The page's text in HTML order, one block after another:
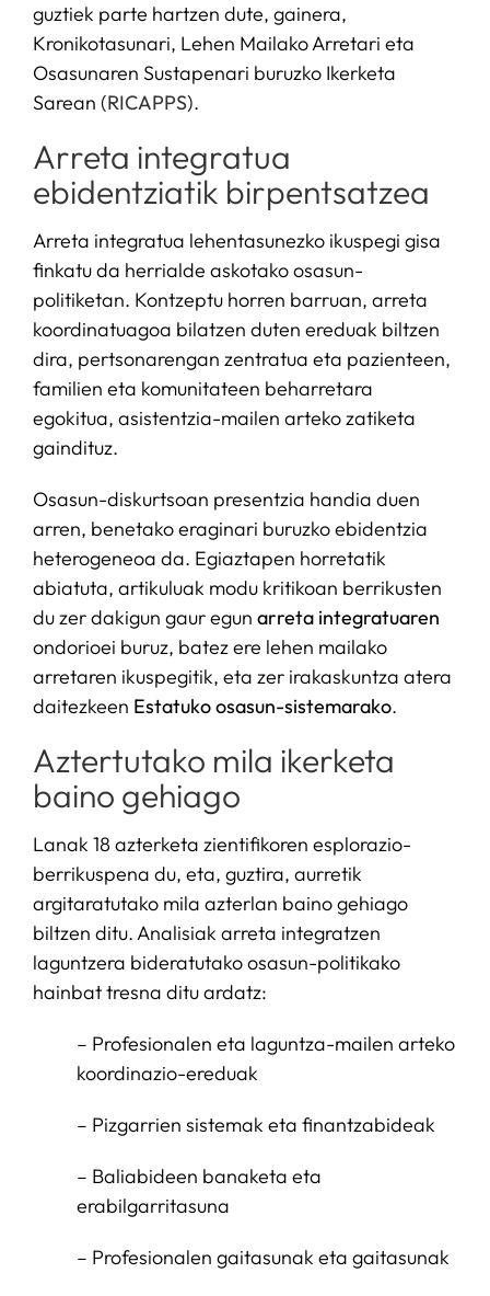
guztiek parte hartzen dute, gainera,
Kronikotasunari, Lehen Mailako Arretari eta
Osasunaren Sustapenari buruzko Ikerketa
Sarean (RICAPPS).
Arreta integratua
ebidentziatik birpentsatzea
Arreta integratua lehentasunezko ikuspegi gisa
finkatu da herrialde askotako osasun-
politiketan. Kontzeptu horren barruan, arreta
koordinatuagoa bilatzen duten ereduak biltzen
dira, pertsonarengan zentratua eta pazienteen,
familien eta komunitateen beharretara
egokitua, asistentzia-mailen arteko zatiketa
gaindituz.
Osasun-diskurtsoan presentzia handia duen
arren, benetako eraginari buruzko ebidentzia
heterogeneoa da. Egiaztapen horretatik
abiatuta, artikuluak modu kritikoan berrikusten
du zer dakigun gaur egun arreta integratuaren
ondorioei buruz, batez ere lehen mailako
arretaren ikuspegitik, eta zer irakaskuntza atera
daitezkeen Estatuko osasun-sistemarako.
Aztertutako mila ikerketa
baino gehiago
Lanak 18 azterketa zientifikoren esplorazio-
berrikuspena du, eta, guztira, aurretik
argitaratutako mila azterlan baino gehiago
biltzen ditu. Analisiak arreta integratzen
laguntzera bideratutako osasun-politikako
hainbat tresna ditu ardatz:
– Profesionalen eta laguntza-mailen arteko
koordinazio-ereduak
– Pizgarrien sistemak eta finantzabideak
– Baliabideen banaketa eta
erabilgarritasuna
– Profesionalen gaitasunak eta gaitasunak